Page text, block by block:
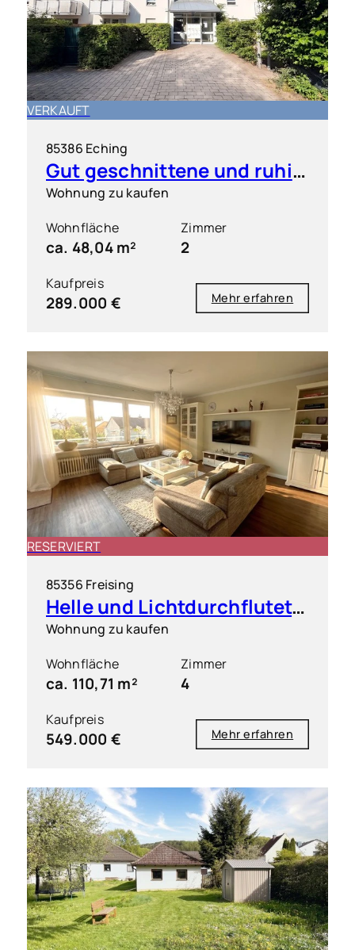
VERKAUFT
85386 Eching
Gut geschnittene und ruhig gelegene 2 Zimmer-Wohnung mit S/O-Balkon
Wohnung zu kaufen
Wohnfläche
ca. 48,04 m²
Zimmer
2
Kaufpreis
289.000 € Mehr erfahren
RESERVIERT
85356 Freising
Helle und Lichtdurchflutete 4 Zimmer Wohnung mit großem Süd-Westbalkon
Wohnung zu kaufen
Wohnfläche
ca. 110,71 m²
Zimmer
4
Kaufpreis
549.000 € Mehr erfahren